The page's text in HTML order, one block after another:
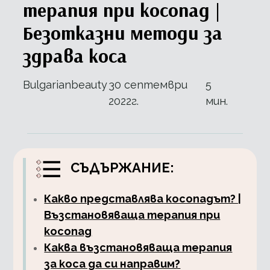
терапия при косопад |
Безотказни методи за
здрава коса
Bulgarianbeauty30 септември
2022г.
5
мин.
СЪДЪРЖАНИЕ:
Какво представлява косопадът? |
Възстановяваща терапия при
косопад
Каква възстановяваща терапия
за коса да си направим?